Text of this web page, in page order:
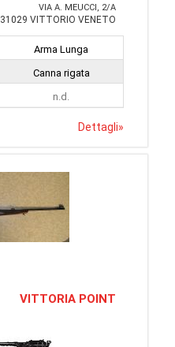
VIA A. MEUCCI, 2/A
31029 VITTORIO VENETO
Arma Lunga
Canna rigata
n.d.
Dettagli»
VITTORIA POINT